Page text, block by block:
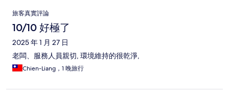
評
論
旅客真實評論
10/10 好極了
2025 年 1 月 27 日
老闆、服務人員親切, 環境維持的很乾淨,
Chien-Liang，1 晚旅行